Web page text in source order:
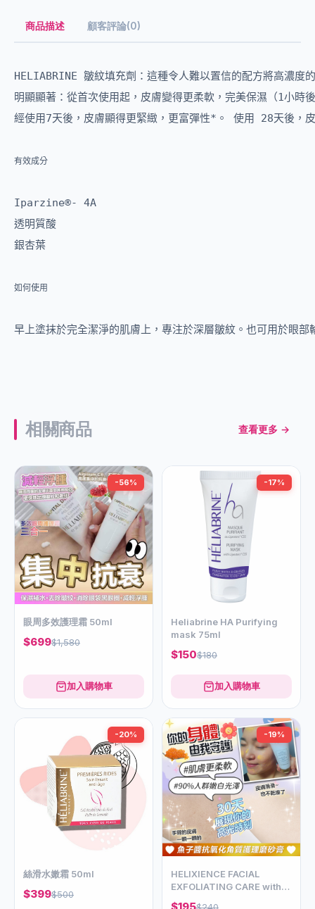
商品描述 顧客評論(0)
HELIABRINE 皺紋填充劑：這種令人難以置信的配方將高濃
明顯顯著：從首次使用起，皮膚變得更柔軟，完美保濕（1小
經使用7天後，皮膚顯得更緊緻，更富彈性*。 使用 28天後，
有效成分
Iparzine®- 4A
透明質酸
銀杏葉
如何使用
早上塗抹於完全潔淨的肌膚上，專注於深層皺紋。也可用於眼
相關商品 查看更多 →
-56%
眼周多效護理霜 50ml
$699$1,580
加入購物車
-17%
Heliabrine HA Purifying
mask 75ml
$150$180
加入購物車
-20%
絲滑水嫩霜 50ml
$399$500
-19%
HELIXIENCE FACIAL
EXFOLIATING CARE with
Caviar & Grape extract